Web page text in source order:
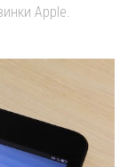
Apple.